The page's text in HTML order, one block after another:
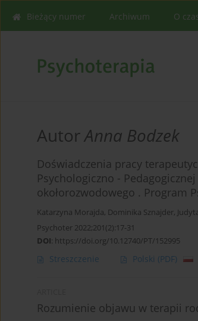
Bieżący numer Archiwum O
AutorAnna Bodzek
Doświadczenia pracy
Psychologiczno -
okołorozwodowego . Program
Katarzyna Morajda, Dominika Sznajder,
Psychoter 2022;201(2):17-31
DOI: https://doi.org/10.12740/PT/152995
Streszczenie Polski (PDF)
Rozumienie objawu w terapii